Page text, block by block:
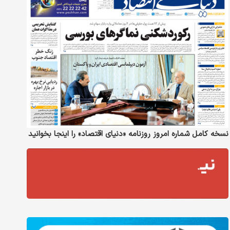
نسخه کامل شماره امروز روزنامه «دنیای‌ اقتصاد» را اینجا بخوانید